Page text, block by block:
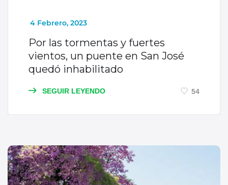
_
4 Febrero, 2023
Por las tormentas y fuertes
vientos, un puente en San José
quedó inhabilitado
SEGUIR LEYENDO 54